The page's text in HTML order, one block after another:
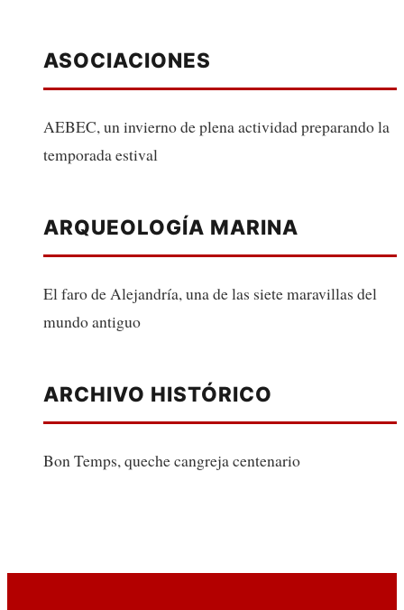
ASOCIACIONES
AEBEC, un invierno de plena actividad preparando la
temporada estival
ARQUEOLOGÍA MARINA
El faro de Alejandría, una de las siete maravillas del
mundo antiguo
ARCHIVO HISTÓRICO
Bon Temps, queche cangreja centenario